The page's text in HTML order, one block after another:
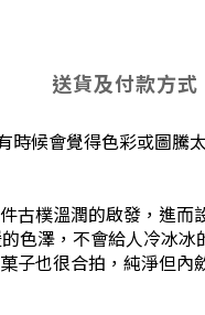
送貨及付款方式
時候會覺得色彩或圖騰
古樸溫潤的啟發，進而
色澤，不會給人冷冰冰
子也很合拍，純淨但內